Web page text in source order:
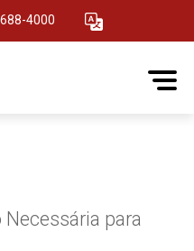
4000
para